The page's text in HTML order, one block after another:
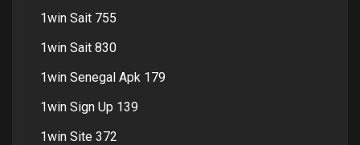
1win Sait 755
1win Sait 830
1win Senegal Apk 179
1win Sign Up 139
1win Site 372